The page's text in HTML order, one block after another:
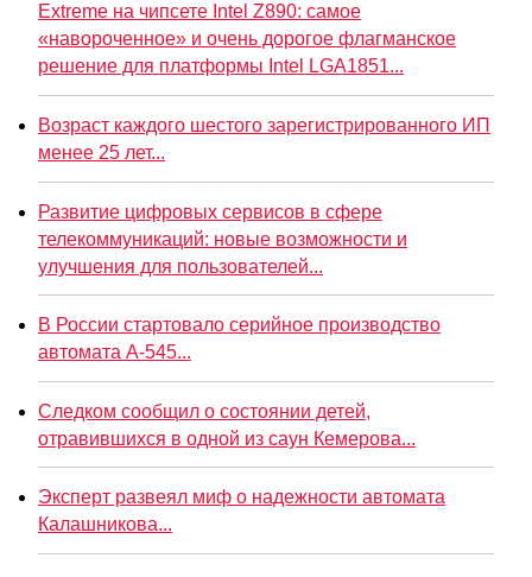
Extreme на чипсете Intel Z890: самое
«навороченное» и очень дорогое флагманское
решение для платформы Intel LGA1851...
Возраст каждого шестого зарегистрированного ИП
менее 25 лет...
Развитие цифровых сервисов в сфере
телекоммуникаций: новые возможности и
улучшения для пользователей...
В России стартовало серийное производство
автомата А-545...
Следком сообщил о состоянии детей,
отравившихся в одной из саун Кемерова...
Эксперт развеял миф о надежности автомата
Калашникова...